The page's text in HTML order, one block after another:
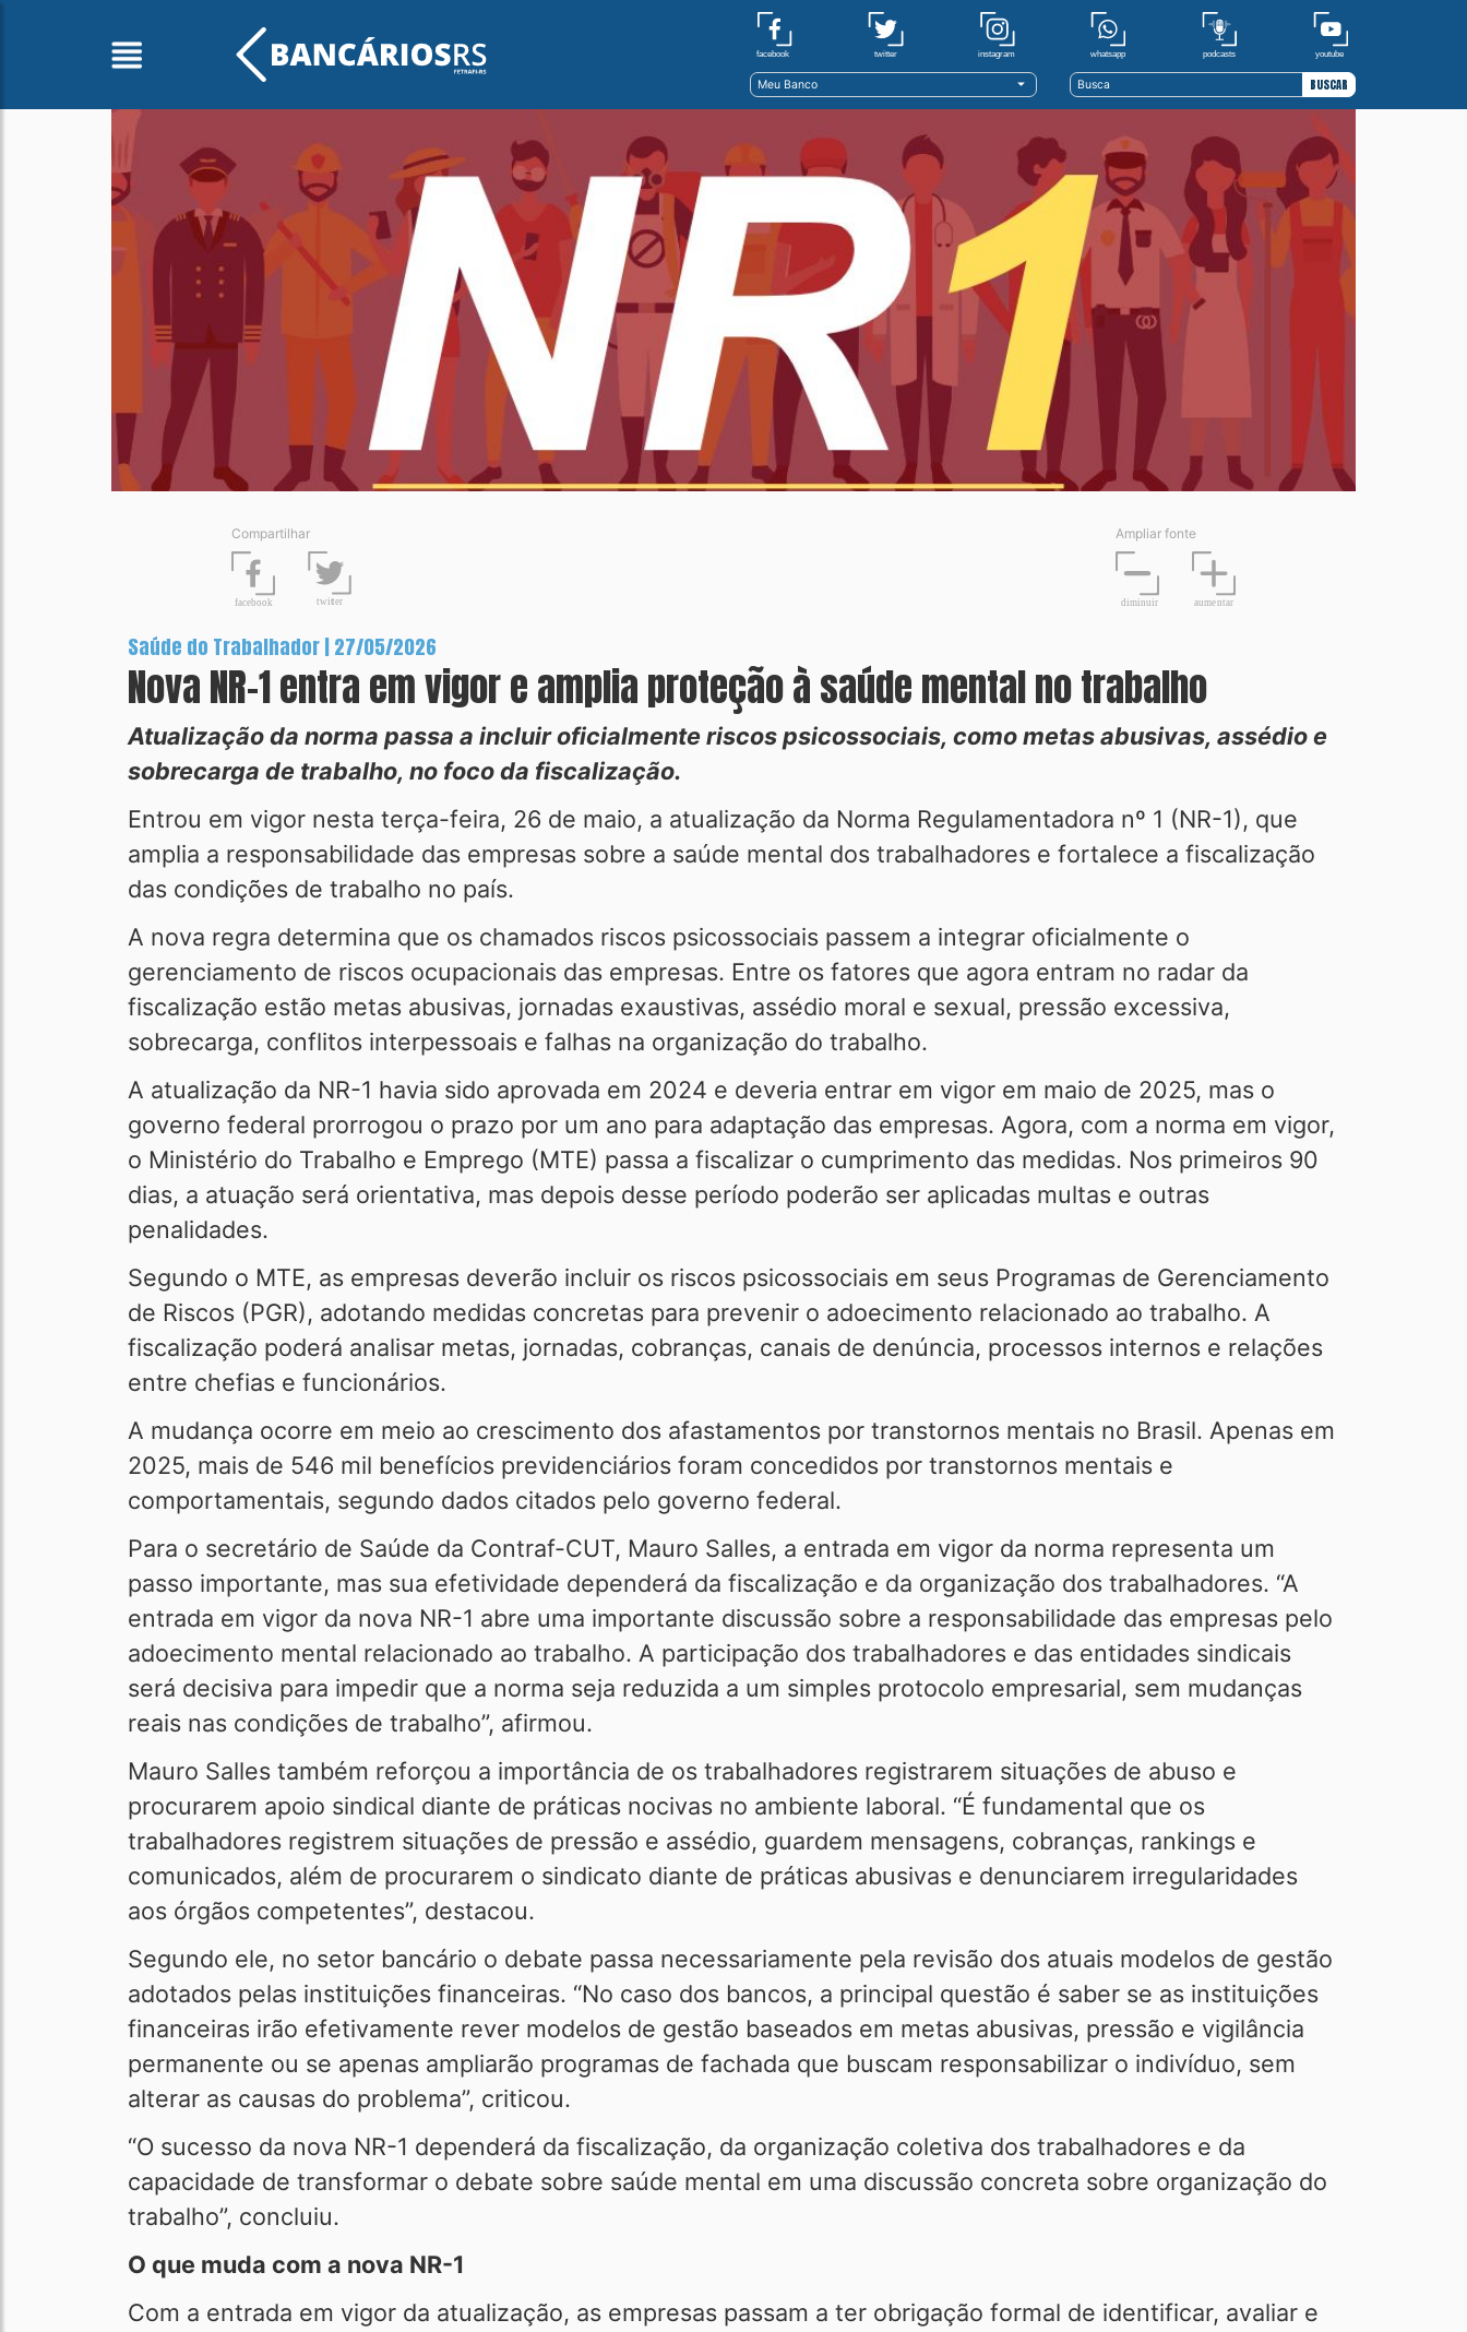
facebook twitter instagram whatsapp podcasts youtube
Meu Banco BUSCAR
Compartilhar
facebook twitter
Ampliar fonte
diminuir aumentar
Saúde do Trabalhador | 27/05/2026
Nova NR-1 entra em vigor e amplia proteção à saúde mental no trabalho
Atualização da norma passa a incluir oficialmente riscos psicossociais, como metas abusivas, assédio e
sobrecarga de trabalho, no foco da fiscalização.
Entrou em vigor nesta terça-feira, 26 de maio, a atualização da Norma Regulamentadora nº 1 (NR-1), que
amplia a responsabilidade das empresas sobre a saúde mental dos trabalhadores e fortalece a fiscalização
das condições de trabalho no país.
A nova regra determina que os chamados riscos psicossociais passem a integrar oficialmente o
gerenciamento de riscos ocupacionais das empresas. Entre os fatores que agora entram no radar da
fiscalização estão metas abusivas, jornadas exaustivas, assédio moral e sexual, pressão excessiva,
sobrecarga, conflitos interpessoais e falhas na organização do trabalho.
A atualização da NR-1 havia sido aprovada em 2024 e deveria entrar em vigor em maio de 2025, mas o
governo federal prorrogou o prazo por um ano para adaptação das empresas. Agora, com a norma em vigor,
o Ministério do Trabalho e Emprego (MTE) passa a fiscalizar o cumprimento das medidas. Nos primeiros 90
dias, a atuação será orientativa, mas depois desse período poderão ser aplicadas multas e outras
penalidades.
Segundo o MTE, as empresas deverão incluir os riscos psicossociais em seus Programas de Gerenciamento
de Riscos (PGR), adotando medidas concretas para prevenir o adoecimento relacionado ao trabalho. A
fiscalização poderá analisar metas, jornadas, cobranças, canais de denúncia, processos internos e relações
entre chefias e funcionários.
A mudança ocorre em meio ao crescimento dos afastamentos por transtornos mentais no Brasil. Apenas em
2025, mais de 546 mil benefícios previdenciários foram concedidos por transtornos mentais e
comportamentais, segundo dados citados pelo governo federal.
Para o secretário de Saúde da Contraf-CUT, Mauro Salles, a entrada em vigor da norma representa um
passo importante, mas sua efetividade dependerá da fiscalização e da organização dos trabalhadores. “A
entrada em vigor da nova NR-1 abre uma importante discussão sobre a responsabilidade das empresas pelo
adoecimento mental relacionado ao trabalho. A participação dos trabalhadores e das entidades sindicais
será decisiva para impedir que a norma seja reduzida a um simples protocolo empresarial, sem mudanças
reais nas condições de trabalho”, afirmou.
Mauro Salles também reforçou a importância de os trabalhadores registrarem situações de abuso e
procurarem apoio sindical diante de práticas nocivas no ambiente laboral. “É fundamental que os
trabalhadores registrem situações de pressão e assédio, guardem mensagens, cobranças, rankings e
comunicados, além de procurarem o sindicato diante de práticas abusivas e denunciarem irregularidades
aos órgãos competentes”, destacou.
Segundo ele, no setor bancário o debate passa necessariamente pela revisão dos atuais modelos de gestão
adotados pelas instituições financeiras. “No caso dos bancos, a principal questão é saber se as instituições
financeiras irão efetivamente rever modelos de gestão baseados em metas abusivas, pressão e vigilância
permanente ou se apenas ampliarão programas de fachada que buscam responsabilizar o indivíduo, sem
alterar as causas do problema”, criticou.
“O sucesso da nova NR-1 dependerá da fiscalização, da organização coletiva dos trabalhadores e da
capacidade de transformar o debate sobre saúde mental em uma discussão concreta sobre organização do
trabalho”, concluiu.
O que muda com a nova NR-1
Com a entrada em vigor da atualização, as empresas passam a ter obrigação formal de identificar, avaliar e